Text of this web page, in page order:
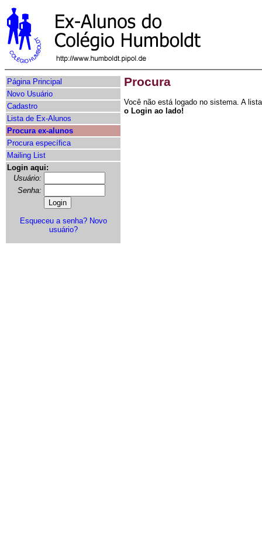
Página Principal
Novo Usuário
Cadastro
Lista de Ex-Alunos
Procura ex-alunos
Procura específica
Mailing List
Login aqui:
Usuário:
Senha:
Esqueceu a senha? Novo
usuário?
Procura
Você não está logado no sistema. A
o Login ao lado!